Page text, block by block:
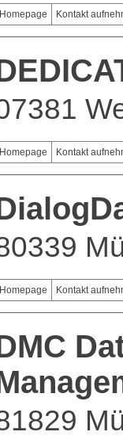
Homepage Kontakt
Homepage Kontakt
Homepage Kontakt